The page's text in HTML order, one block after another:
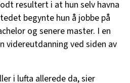
resultert i at hun selv havna
begynte hun å jobbe på
og senere master. I en
videreutdanning ved siden av
i lufta allerede da, sier